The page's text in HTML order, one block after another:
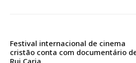
Acesso aos conteúdos
assinantes
Festival internacional de cinema
cristão conta com documentário